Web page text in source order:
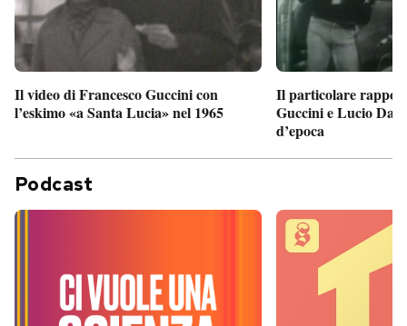
Il video di Francesco Guccini con
l’eskimo «a Santa Lucia» nel 1965
Il particolare
Guccini e Lucio
d’epoca
Podcast